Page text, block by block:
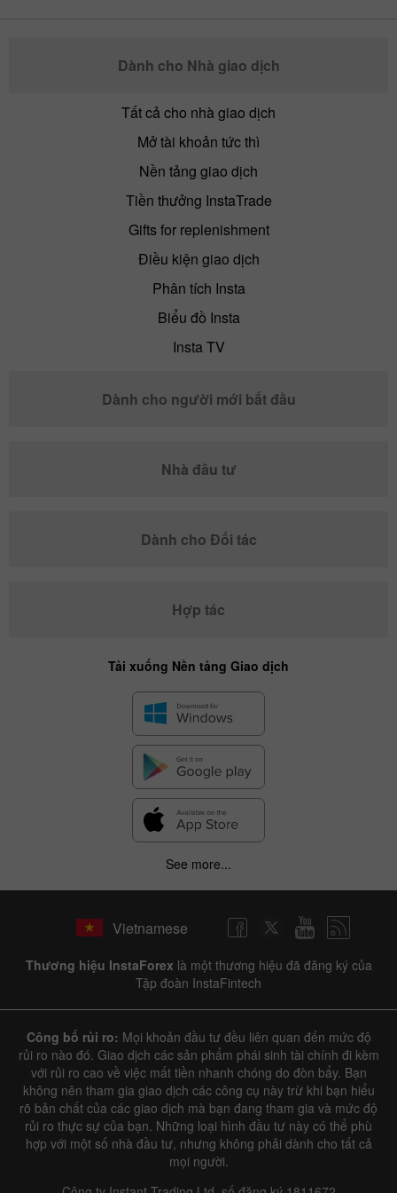
Dành cho Nhà giao dịch
Tất cả cho nhà giao dịch
Mở tài khoản tức thì
Nền tảng giao dịch
Tiền thưởng InstaTrade
Gifts for replenishment
Điều kiện giao dịch
Phân tích Insta
Biểu đồ Insta
Insta TV
Dành cho người mới bắt đầu
Nhà đầu tư
Dành cho Đối tác
Hợp tác
Tải xuống Nền tảng Giao dịch
See more...
Vietnamese
Thương hiệu InstaForex là một thương hiệu đã đăng ký của
Tập đoàn InstaFintech
Công bố rủi ro: Mọi khoản đầu tư đều liên quan đến mức độ
rủi ro nào đó. Giao dịch các sản phẩm phái sinh tài chính đi kèm
với rủi ro cao về việc mất tiền nhanh chóng do đòn bẩy. Bạn
không nên tham gia giao dịch các công cụ này trừ khi bạn hiểu
rõ bản chất của các giao dịch mà bạn đang tham gia và mức độ
rủi ro thực sự của bạn. Những loại hình đầu tư này có thể phù
hợp với một số nhà đầu tư, nhưng không phải dành cho tất cả
mọi người.